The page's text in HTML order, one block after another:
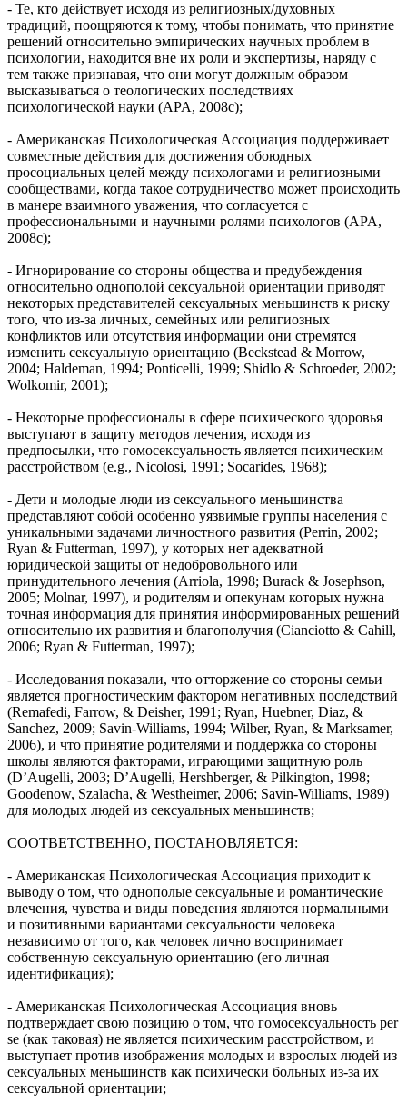
- Те, кто действует исходя из религиозных/духовных
традиций, поощряются к тому, чтобы понимать, что принятие
решений относительно эмпирических научных проблем в
психологии, находится вне их роли и экспертизы, наряду с
тем также признавая, что они могут должным образом
высказываться о теологических последствиях
психологической науки (APA, 2008c);
- Американская Психологическая Ассоциация поддерживает
совместные действия для достижения обоюдных
просоциальных целей между психологами и религиозными
сообществами, когда такое сотрудничество может происходить
в манере взаимного уважения, что согласуется с
профессиональными и научными ролями психологов (APA,
2008c);
- Игнорирование со стороны общества и предубеждения
относительно однополой сексуальной ориентации приводят
некоторых представителей сексуальных меньшинств к риску
того, что из-за личных, семейных или религиозных
конфликтов или отсутствия информации они стремятся
изменить сексуальную ориентацию (Beckstead & Morrow,
2004; Haldeman, 1994; Ponticelli, 1999; Shidlo & Schroeder, 2002;
Wolkomir, 2001);
- Некоторые профессионалы в сфере психического здоровья
выступают в защиту методов лечения, исходя из
предпосылки, что гомосексуальность является психическим
расстройством (e.g., Nicolosi, 1991; Socarides, 1968);
- Дети и молодые люди из сексуального меньшинства
представляют собой особенно уязвимые группы населения с
уникальными задачами личностного развития (Perrin, 2002;
Ryan & Futterman, 1997), у которых нет адекватной
юридической защиты от недобровольного или
принудительного лечения (Arriola, 1998; Burack & Josephson,
2005; Molnar, 1997), и родителям и опекунам которых нужна
точная информация для принятия информированных решений
относительно их развития и благополучия (Cianciotto & Cahill,
2006; Ryan & Futterman, 1997);
- Исследования показали, что отторжение со стороны семьи
является прогностическим фактором негативных последствий
(Remafedi, Farrow, & Deisher, 1991; Ryan, Huebner, Diaz, &
Sanchez, 2009; Savin-Williams, 1994; Wilber, Ryan, & Marksamer,
2006), и что принятие родителями и поддержка со стороны
школы являются факторами, играющими защитную роль
(D’Augelli, 2003; D’Augelli, Hershberger, & Pilkington, 1998;
Goodenow, Szalacha, & Westheimer, 2006; Savin-Williams, 1989)
для молодых людей из сексуальных меньшинств;
СООТВЕТСТВЕННО, ПОСТАНОВЛЯЕТСЯ:
- Американская Психологическая Ассоциация приходит к
выводу о том, что однополые сексуальные и романтические
влечения, чувства и виды поведения являются нормальными
и позитивными вариантами сексуальности человека
независимо от того, как человек лично воспринимает
собственную сексуальную ориентацию (его личная
идентификация);
- Американская Психологическая Ассоциация вновь
подтверждает свою позицию о том, что гомосексуальность per
se (как таковая) не является психическим расстройством, и
выступает против изображения молодых и взрослых людей из
сексуальных меньшинств как психически больных из-за их
сексуальной ориентации;